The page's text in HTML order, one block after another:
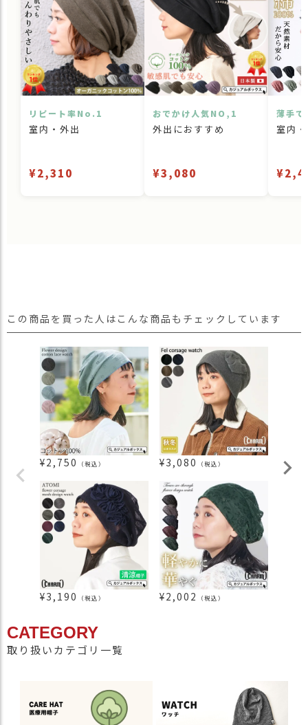
リピート率No.1
室内・外出
¥2,310
おでかけ人気NO,1
外出におすすめ
¥3,080
薄手で
室内
この商品を買った人はこんな商品もチェックしています
¥2,750 （税込） ¥3,080 （税込） ¥
¥3,190 （税込） ¥2,002 （税込）
CATEGORY
取り扱いカテゴリ一覧